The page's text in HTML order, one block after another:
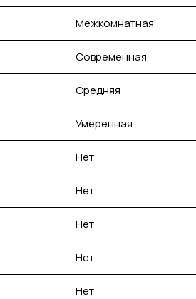
Межкомнатная
Современная
Средняя
Умеренная
Нет
Нет
Нет
Нет
Нет